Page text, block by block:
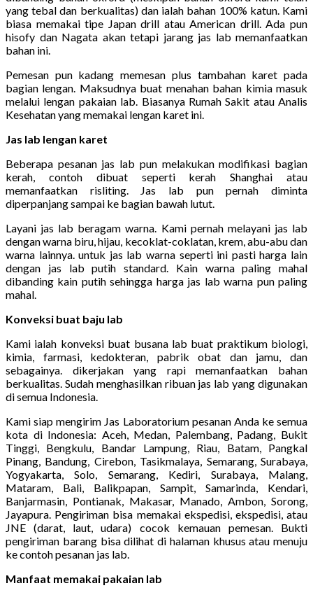
yang tebal dan berkualitas) dan ialah bahan 100% katun. Kami
biasa memakai tipe Japan drill atau American drill. Ada pun
hisofy dan Nagata akan tetapi jarang jas lab memanfaatkan
bahan ini.
Pemesan pun kadang memesan plus tambahan karet pada
bagian lengan. Maksudnya buat menahan bahan kimia masuk
melalui lengan pakaian lab. Biasanya Rumah Sakit atau Analis
Kesehatan yang memakai lengan karet ini.
Jas lab lengan karet
Beberapa pesanan jas lab pun melakukan modifikasi bagian
kerah, contoh dibuat seperti kerah Shanghai atau
memanfaatkan risliting. Jas lab pun pernah diminta
diperpanjang sampai ke bagian bawah lutut.
Layani jas lab beragam warna. Kami pernah melayani jas lab
dengan warna biru, hijau, kecoklat-coklatan, krem, abu-abu dan
warna lainnya. untuk jas lab warna seperti ini pasti harga lain
dengan jas lab putih standard. Kain warna paling mahal
dibanding kain putih sehingga harga jas lab warna pun paling
mahal.
Konveksi buat baju lab
Kami ialah konveksi buat busana lab buat praktikum biologi,
kimia, farmasi, kedokteran, pabrik obat dan jamu, dan
sebagainya. dikerjakan yang rapi memanfaatkan bahan
berkualitas. Sudah menghasilkan ribuan jas lab yang digunakan
di semua Indonesia.
Kami siap mengirim Jas Laboratorium pesanan Anda ke semua
kota di Indonesia: Aceh, Medan, Palembang, Padang, Bukit
Tinggi, Bengkulu, Bandar Lampung, Riau, Batam, Pangkal
Pinang, Bandung, Cirebon, Tasikmalaya, Semarang, Surabaya,
Yogyakarta, Solo, Semarang, Kediri, Surabaya, Malang,
Mataram, Bali, Balikpapan, Sampit, Samarinda, Kendari,
Banjarmasin, Pontianak, Makasar, Manado, Ambon, Sorong,
Jayapura. Pengiriman bisa memakai ekspedisi, ekspedisi, atau
JNE (darat, laut, udara) cocok kemauan pemesan. Bukti
pengiriman barang bisa dilihat di halaman khusus atau menuju
ke contoh pesanan jas lab.
Manfaat memakai pakaian lab